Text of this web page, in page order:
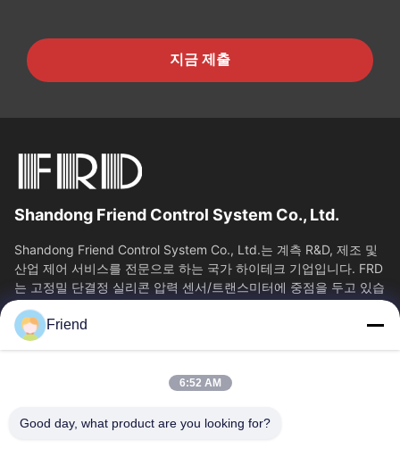
지금 제출
Shandong Friend Control System Co., Ltd.
Shandong Friend Control System Co., Ltd.는 계측 R&D, 제조 및
산업 제어 서비스를 전문으로 하는 국가 하이테크 기업입니다. FRD
는 고정밀 단결정 실리콘 압력 센서/트랜스미터에 중점을 두고 있습
니다. 클래스 0.05...
빠른 링크
회사 소개
공장 투어
품질 관리
Friend
6:52 AM
Good day, what product are you looking for?